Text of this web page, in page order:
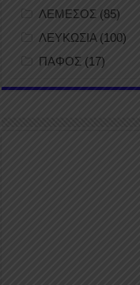
ΛΕΜΕΣΟΣ (85)
ΛΕΥΚΩΣΙΑ (100)
ΠΑΦΟΣ (17)